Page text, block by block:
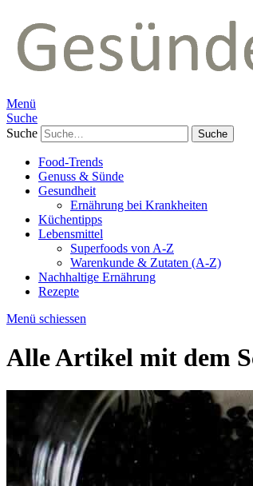
Menü
Suche
Suche
Food-Trends
Genuss & Sünde
Gesundheit
Ernährung bei Krankheiten
Küchentipps
Lebensmittel
Superfoods von A-Z
Warenkunde & Zutaten (A-Z)
Nachhaltige Ernährung
Rezepte
Menü schiessen
Alle Artikel mit dem